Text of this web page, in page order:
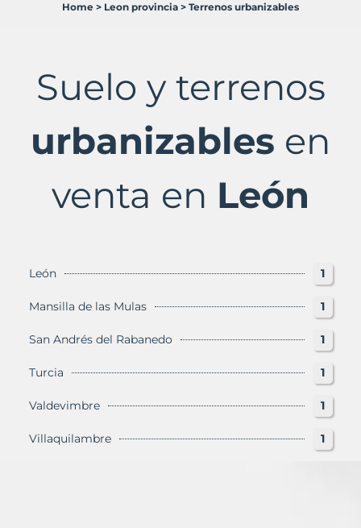
León
Provincia
Murbalands
Home > Leon provincia > Terrenos urbanizables
Suelo y terrenos
urbanizables en
venta en León
León 1
Mansilla de las Mulas 1
San Andrés del Rabanedo 1
Turcia 1
Valdevimbre 1
Villaquilambre 1